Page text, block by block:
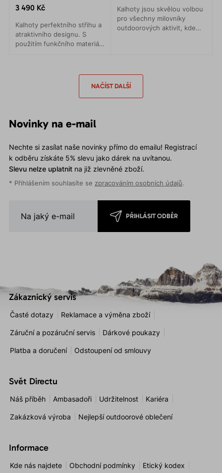
3 490 Kč
Kalhoty perfektního střihu a
atraktivního designu. S
použitím funkčního materiálu
Kalhoty jsou skvělou volbou
pro všechny milovníky
outdoorových aktivit, kde
NAČÍST DALŠÍ
Novinky na e-mail
Nechte si zasílat naše novinky přímo do emailu! Registrací
k odběru získáte 5% slevu jako dárek na uvítanou.
Slevu nelze uplatnitna již zlevněné zboží.
* Přihlášením souhlasíte se zpracováním osobních údajů.
PŘIHLÁSIT ODBĚR
Zákaznický servis
Časté dotazy Reklamace a výměna zboží
Záruční a pozáruční servis Dárkové poukazy
Platba a doručení Odstoupení od smlouvy
Svět Directu
Náš příběh Ambasadoři Udržitelnost Kariéra
Zakázková výroba Nejlepší outdoorové oblečení
Informace
Kde nás najdete Obchodní podmínky Etický kodex